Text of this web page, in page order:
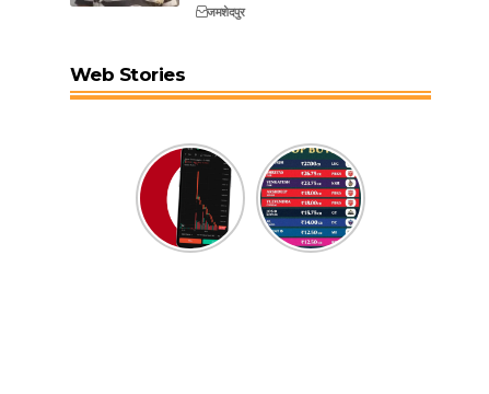
जमशेदपुर
Web Stories